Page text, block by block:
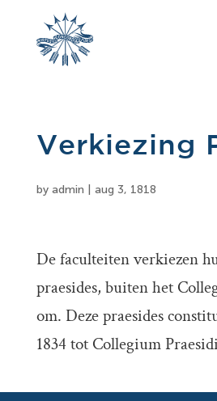
Verkiezing
by admin aug 3, 1818
De faculteiten verkiezen
praesides, buiten het
om. Deze praesides
1834 tot Collegium